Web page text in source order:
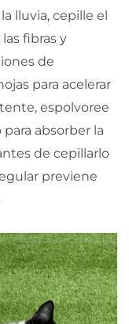
lluvia, cepille el
fibras y
de
para acelerar
espolvoree
absorber la
de cepillarlo
previene